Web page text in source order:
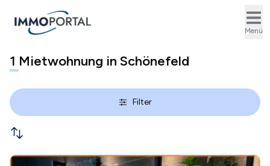
Menü
1 Mietwohnung in Schönefeld
Filter